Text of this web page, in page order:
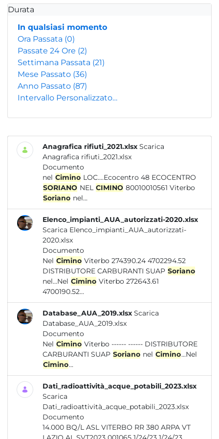
Durata
In qualsiasi momento
Ora Passata (0)
Passate 24 Ore (2)
Settimana Passata (21)
Mese Passato (36)
Anno Passato (87)
Intervallo Personalizzato…
Anagrafica rifiuti_2021.xlsx Scarica
Anagrafica rifiuti_2021.xlsx
Documento
nel Cimino
LOC....Ecocentro 48 ECOCENTRO
SORIANO NEL CIMINO 80010010561 Viterbo
Soriano nel...
Elenco_impianti_AUA_autorizzati-2020.xlsx
Scarica Elenco_impianti_AUA_autorizzati-
2020.xlsx
Documento
Nel Cimino Viterbo 274390.24 4702294.52
DISTRIBUTORE CARBURANTI SUAP Soriano
nel...Nel Cimino Viterbo 272643.61
4700190.52...
Database_AUA_2019.xlsx Scarica
Database_AUA_2019.xlsx
Documento
Nel Cimino Viterbo ------ ------ DISTRIBUTORE
CARBURANTI SUAP Soriano nel Cimino...Nel
Cimino...
Dati_radioattività_acque_potabili_2023.xlsx
Scarica
Dati_radioattività_acque_potabili_2023.xlsx
Documento
14.000 BQ/L ASL VITERBO RR 380 ARPA VT